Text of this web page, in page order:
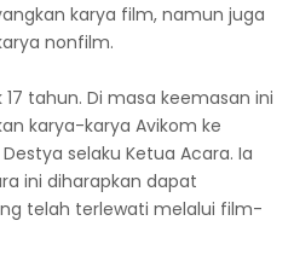
karya film, namun juga
nonfilm.
tahun. Di masa keemasan ini
karya-karya Avikom ke
selaku Ketua Acara. Ia
ini diharapkan dapat
telah terlewati melalui film-